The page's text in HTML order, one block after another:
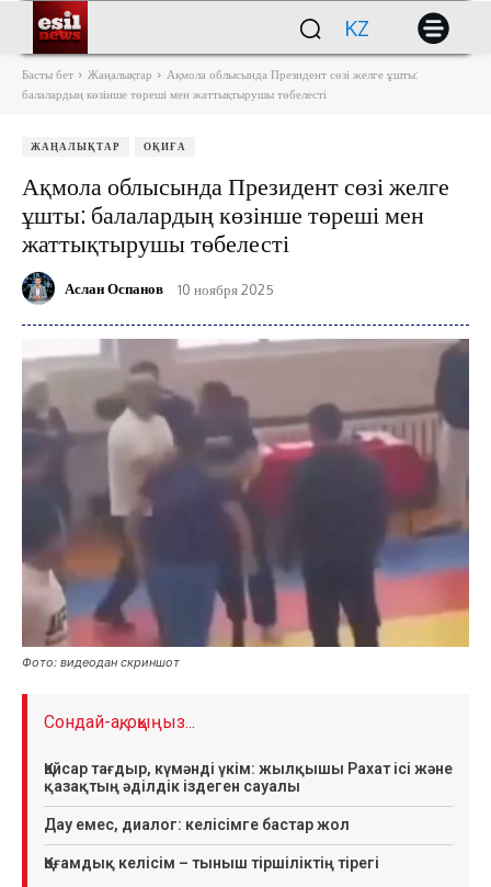
KZ
Басты бет Жаңалықтар
Ақмола облысында Президент сөзі желге ұшты:
балалардың көзінше төреші мен жаттықтырушы төбелесті
ЖАҢАЛЫҚТАР ОҚИҒА
Ақмола облысында Президент сөзі желге
ұшты: балалардың көзінше төреші мен
жаттықтырушы төбелесті
Аслан Оспанов 10 ноября 2025
Фото: видеодан скриншот
Сондай-ақ, оқыңыз...
Қайсар тағдыр, күмәнді үкім: жылқышы Рахат ісі және
қазақтың әділдік іздеген сауалы
Дау емес, диалог: келісімге бастар жол
Қоғамдық келісім – тыныш тіршіліктің тірегі